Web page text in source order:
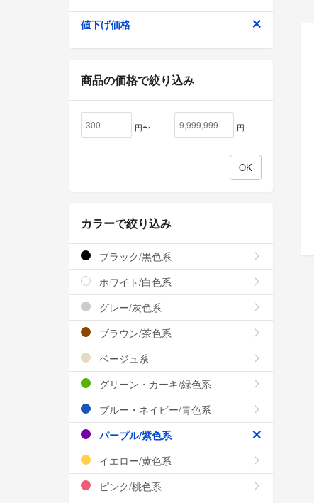
値下げ価格
商品の価格で絞り込み
円〜 円
カラーで絞り込み
ブラック/黒色系
ホワイト/白色系
グレー/灰色系
ブラウン/茶色系
ベージュ系
グリーン・カーキ/緑色系
ブルー・ネイビー/青色系
パープル/紫色系
イエロー/黄色系
ピンク/桃色系